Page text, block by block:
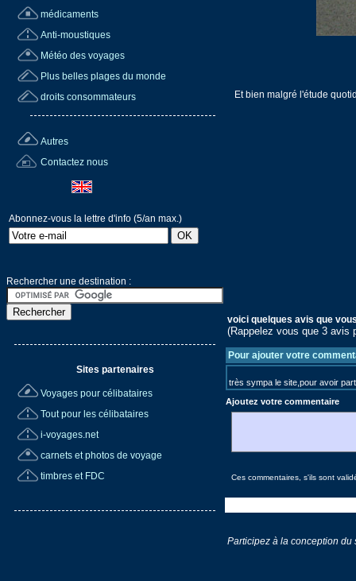
médicaments
Anti-moustiques
Météo des voyages
Plus belles plages du monde
droits consommateurs
Autres
Contactez nous
Abonnez-vous la lettre d'info (5/an max.)
Rechercher une destination :
Sites partenaires
Voyages pour célibataires
Tout pour les célibataires
i-voyages.net
carnets et photos de voyage
timbres et FDC
Et bien malgré l'étude
voici quelques avis que
(Rappelez vous que 3 avis
Pour ajouter votre
très sympa le site,pour avoir
Ajoutez votre commentaire
Ces commentaires, s'ils sont
Participez à la conception du